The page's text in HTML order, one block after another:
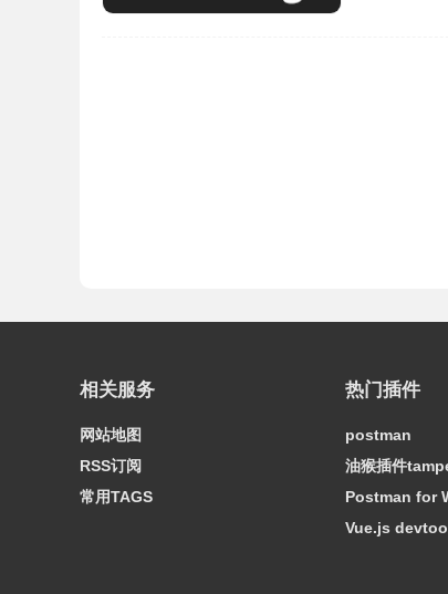
相关服务
网站地图
RSS订阅
常用TAGS
热门插件
postman
油猴插件
Postman for
Vue.js